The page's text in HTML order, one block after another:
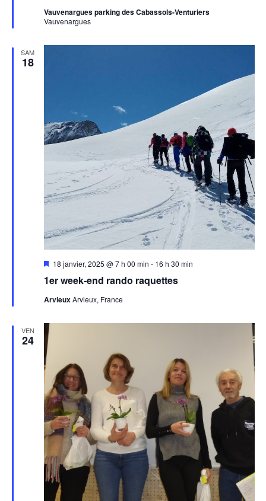
Vauvenargues parking des Cabassols-Venturiers
Vauvenargues
SAM
18
1er week-end rando raquettes
Mis
avant
18 janvier, 2025 @ 7 h 00 min - 16 h 30 min
ArvieuxArvieux, France
VEN
24